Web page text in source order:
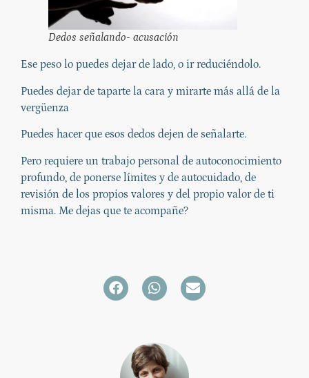
Dedos señalando- acusación
Ese peso lo puedes dejar de lado, o ir reduciéndolo.
Puedes dejar de taparte la cara y mirarte más allá de la
vergüenza
Puedes hacer que esos dedos dejen de señalarte.
Pero requiere un trabajo personal de autoconocimiento
profundo, de ponerse límites y de autocuidado, de
revisión de los propios valores y del propio valor de ti
misma. Me dejas que te acompañe?